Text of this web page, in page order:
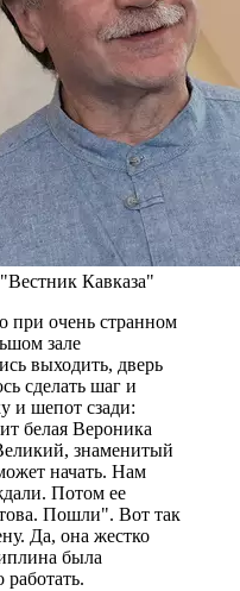
Кавказа"
при очень странном
зале
выходить, дверь
сделать шаг и
и шепот сзади:
белая Вероника
знаменитый
начать. Нам
Потом ее
Пошли". Вот так
Да, она жестко
была